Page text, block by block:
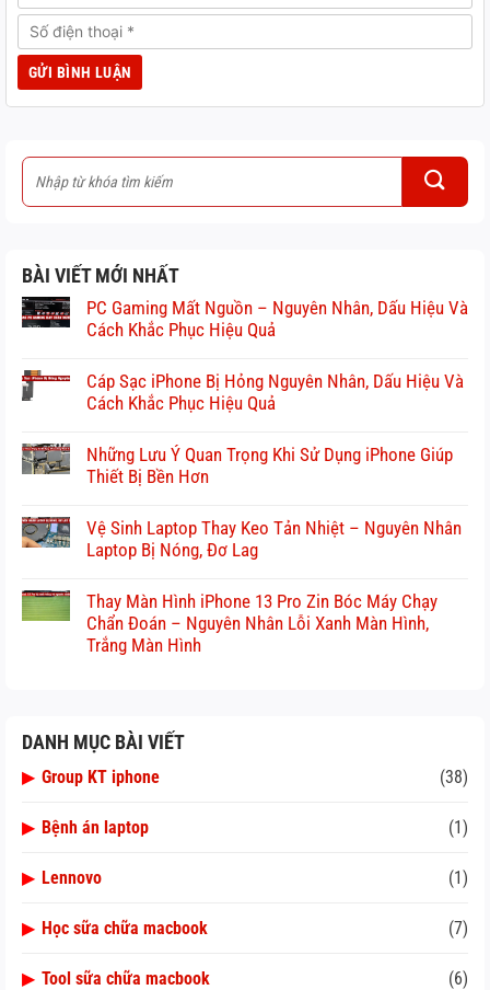
BÀI VIẾT MỚI NHẤT
PC Gaming Mất Nguồn – Nguyên Nhân, Dấu Hiệu Và
Cách Khắc Phục Hiệu Quả
Cáp Sạc iPhone Bị Hỏng Nguyên Nhân, Dấu Hiệu Và
Cách Khắc Phục Hiệu Quả
Những Lưu Ý Quan Trọng Khi Sử Dụng iPhone Giúp
Thiết Bị Bền Hơn
Vệ Sinh Laptop Thay Keo Tản Nhiệt – Nguyên Nhân
Laptop Bị Nóng, Đơ Lag
Thay Màn Hình iPhone 13 Pro Zin Bóc Máy Chạy
Chẩn Đoán – Nguyên Nhân Lỗi Xanh Màn Hình,
Trắng Màn Hình
DANH MỤC BÀI VIẾT
▶ Group KT iphone (38)
▶ Bệnh án laptop (1)
▶ Lennovo (1)
▶ Học sữa chữa macbook (7)
▶ Tool sữa chữa macbook (6)